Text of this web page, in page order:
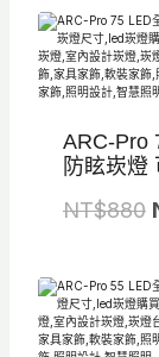
ARC-Pro
防眩崁燈
NT$880